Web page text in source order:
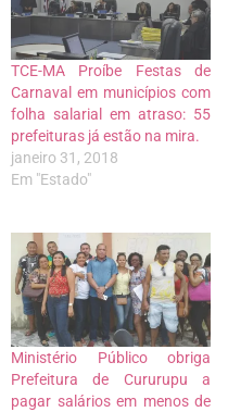
TCE-MA Proíbe Festas de
Carnaval em municípios com
folha salarial em atraso: 55
prefeituras já estão na mira.
janeiro 31, 2018
Em "Estado"
Ministério Público obriga
Prefeitura de Cururupu a
pagar salários em menos de